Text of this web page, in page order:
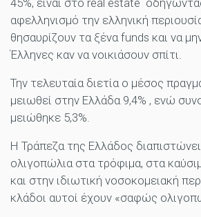
45%, είναι στο real estate
αφελληνισμό την ελληνική
θησαυρίζουν τα ξένα funds και να
Έλληνες καν να νοικιάσουν σπίτι.
Την τελευταία διετία ο μέσος
μειωθεί στην Ελλάδα 9,4% , ενώ
μειώθηκε 5,3%.
Η Τράπεζα της Ελλάδος
ολιγοπώλια στα τρόφιμα, στα
και στην ιδιωτική νοσοκομειακή
κλάδοι αυτοί έχουν «σαφώς